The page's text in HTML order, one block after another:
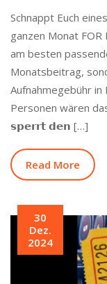
Schnappt Euch
ganzen Monat FOR
am besten
Monatsbeitrag,
Aufnahmegebühr in
Personen wären
𝘀𝗽𝗲𝗿𝗿𝘁 𝗱𝗲𝗻 […]
Read More
30
Dez.
2024